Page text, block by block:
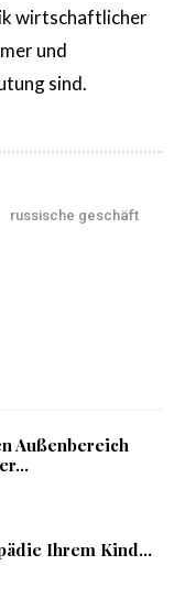
wirtschaftlicher
und
sind.
russische geschäft
Außenbereich
Ihrem Kind...